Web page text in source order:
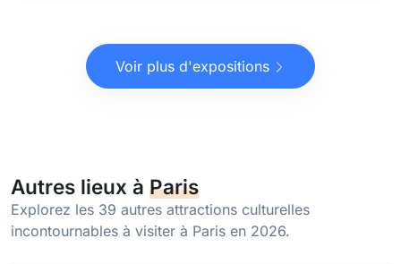
Voir plus d'expositions
Autres lieux à Paris
Explorez les 39 autres attractions culturelles
incontournables à visiter à Paris en 2026.